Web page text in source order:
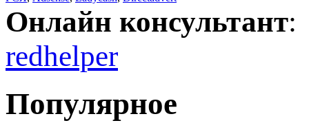
Онлайн консультант:
redhelper
Популярное